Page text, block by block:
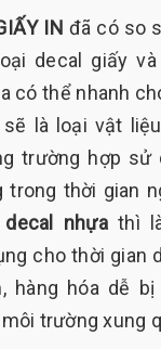
IN đã có so
decal giấy
có thể nhanh
sẽ là loại vật
trường hợp sử
trong thời gian
decal nhựathì
cho thời gian
hàng hóa dễ
trường xung